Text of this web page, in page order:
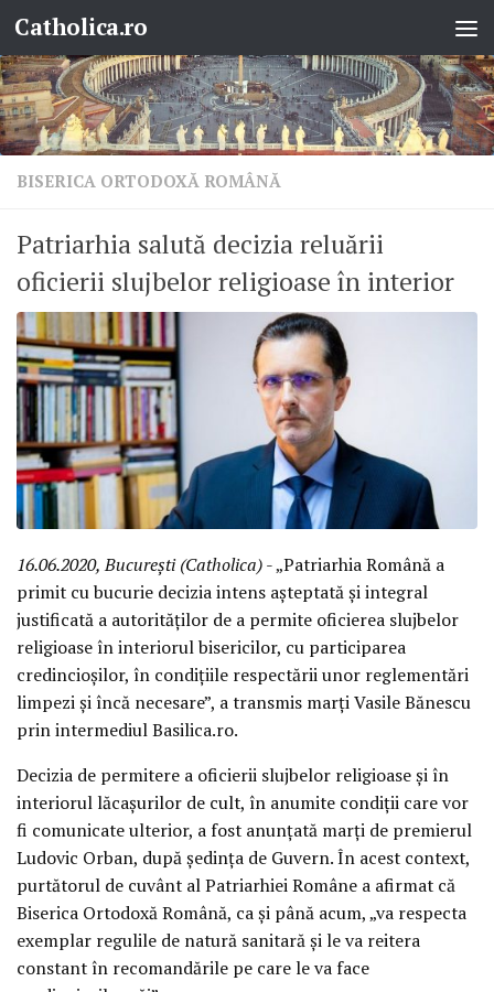
Skip to content
Catholica.ro
BISERICA ORTODOXĂ ROMÂNĂ
Patriarhia salută decizia reluării
oficierii slujbelor religioase în interior
16.06.2020, București (Catholica)- „Patriarhia Română a
primit cu bucurie decizia intens așteptată și integral
justificată a autorităților de a permite oficierea slujbelor
religioase în interiorul bisericilor, cu participarea
credincioșilor, în condițiile respectării unor reglementări
limpezi și încă necesare”, a transmis marți Vasile Bănescu
prin intermediul Basilica.ro.
Decizia de permitere a oficierii slujbelor religioase și în
interiorul lăcașurilor de cult, în anumite condiții care vor
fi comunicate ulterior, a fost anunțată marți de premierul
Ludovic Orban, după ședința de Guvern. În acest context,
purtătorul de cuvânt al Patriarhiei Române a afirmat că
Biserica Ortodoxă Română, ca și până acum, „va respecta
exemplar regulile de natură sanitară și le va reitera
constant în recomandările pe care le va face